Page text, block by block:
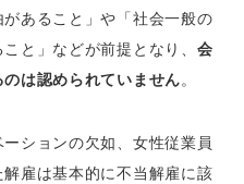
あること」や「社会一般の
と」などが前提となり、 会
は認められていません。
ションの欠如、女性従業員
雇は基本的に不当解雇に該